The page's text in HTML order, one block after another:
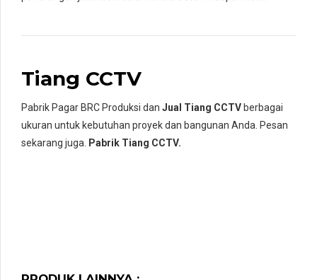
Tiang CCTV
Pabrik Pagar BRC Produksi dan Jual Tiang CCTV berbagai
ukuran untuk kebutuhan proyek dan bangunan Anda. Pesan
sekarang juga. Pabrik Tiang CCTV.